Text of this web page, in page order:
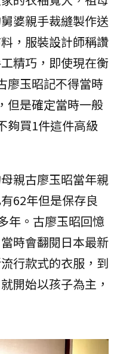
婆親手裁縫製作送
，服裝設計師稱讚
精巧，即使現在衡
廖玉昭記不得當時
但是確定當時一般
夠買1件這件高級
親古廖玉昭當年親
62年但是保存良
年。古廖玉昭回憶
時會翻閱日本最新
行款式的衣服，到
開始以孩子為主，